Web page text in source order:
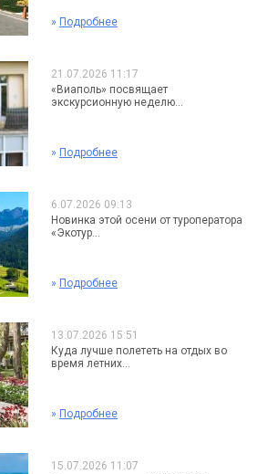
» Подробнее
21.07.2026 11:17
«Виаполь» посвящает
экскурсионную неделю...
» Подробнее
6.07.2026 09:13
Новинка этой осени от туроператора
«Экотур...
» Подробнее
13.07.2026 15:51
Куда лучше полететь на отдых во
время летних...
» Подробнее
15.07.2026 11:07